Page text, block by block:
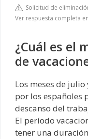
Solicitud de
Ver respuesta completa
¿Cuál es el
de
Los meses de
por los españoles
descanso del
El período
tener una